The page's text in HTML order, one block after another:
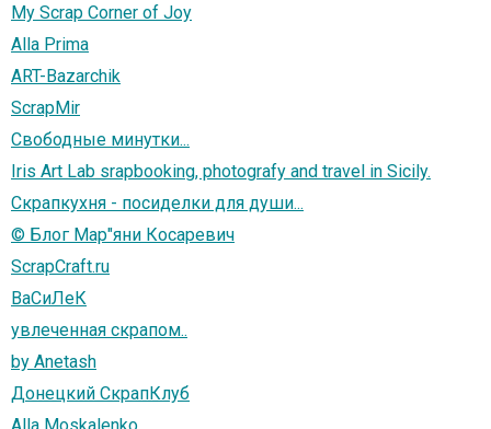
My Scrap Corner of Joy
Alla Prima
ART-Bazarchik
ScrapMir
Свободные минутки...
Iris Art Lab srapbooking, photografy and travel in Sicily.
Скрапкухня - посиделки для души...
© Блог Мар"яни Косаревич
ScrapCraft.ru
ВаСиЛеК
увлеченная скрапом..
by Anetash
Донецкий СкрапКлуб